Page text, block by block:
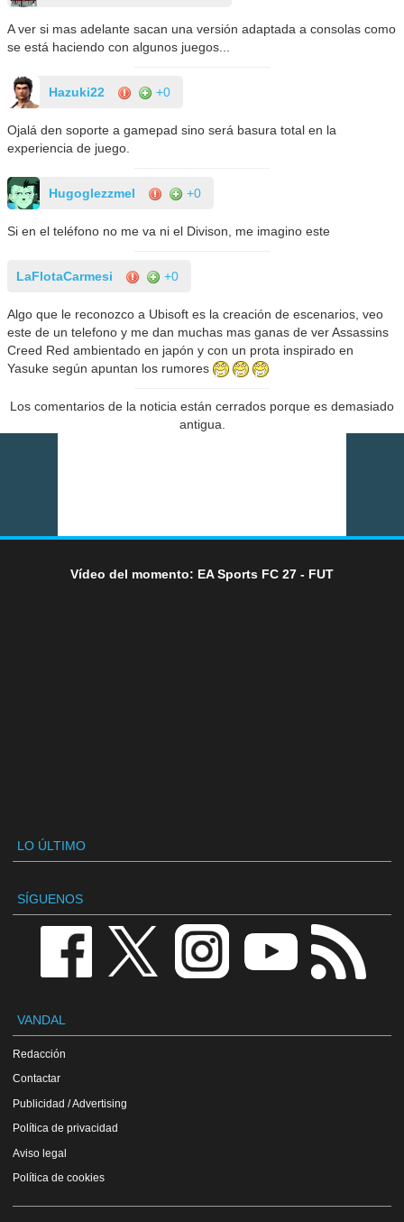
A ver si mas adelante sacan una versión adaptada a consolas como
se está haciendo con algunos juegos...
Hazuki22 +0
Ojalá den soporte a gamepad sino será basura total en la
experiencia de juego.
Hugoglezzmel +0
Si en el teléfono no me va ni el Divison, me imagino este
LaFlotaCarmesi +0
Algo que le reconozco a Ubisoft es la creación de escenarios, veo
este de un telefono y me dan muchas mas ganas de ver Assassins
Creed Red ambientado en japón y con un prota inspirado en
Yasuke según apuntan los rumores
Los comentarios de la noticia están cerrados porque es demasiado
antigua.
Vídeo del momento: EA Sports FC 27 - FUT
LO ÚLTIMO
SÍGUENOS
VANDAL
Redacción
Contactar
Publicidad / Advertising
Política de privacidad
Aviso legal
Política de cookies